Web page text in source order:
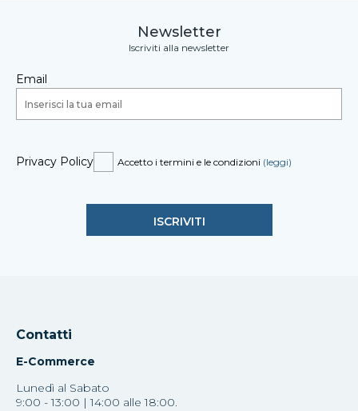
Newsletter
Iscriviti alla newsletter
Email
Privacy Policy Accetto i termini e le condizioni (leggi)
Contatti
E-Commerce
Lunedì al Sabato
9:00 - 13:00 | 14:00 alle 18:00.